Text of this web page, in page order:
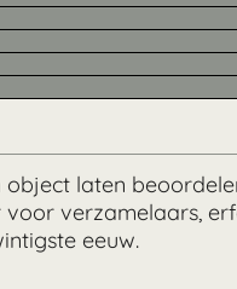
object laten
verzamelaars,
eeuw.